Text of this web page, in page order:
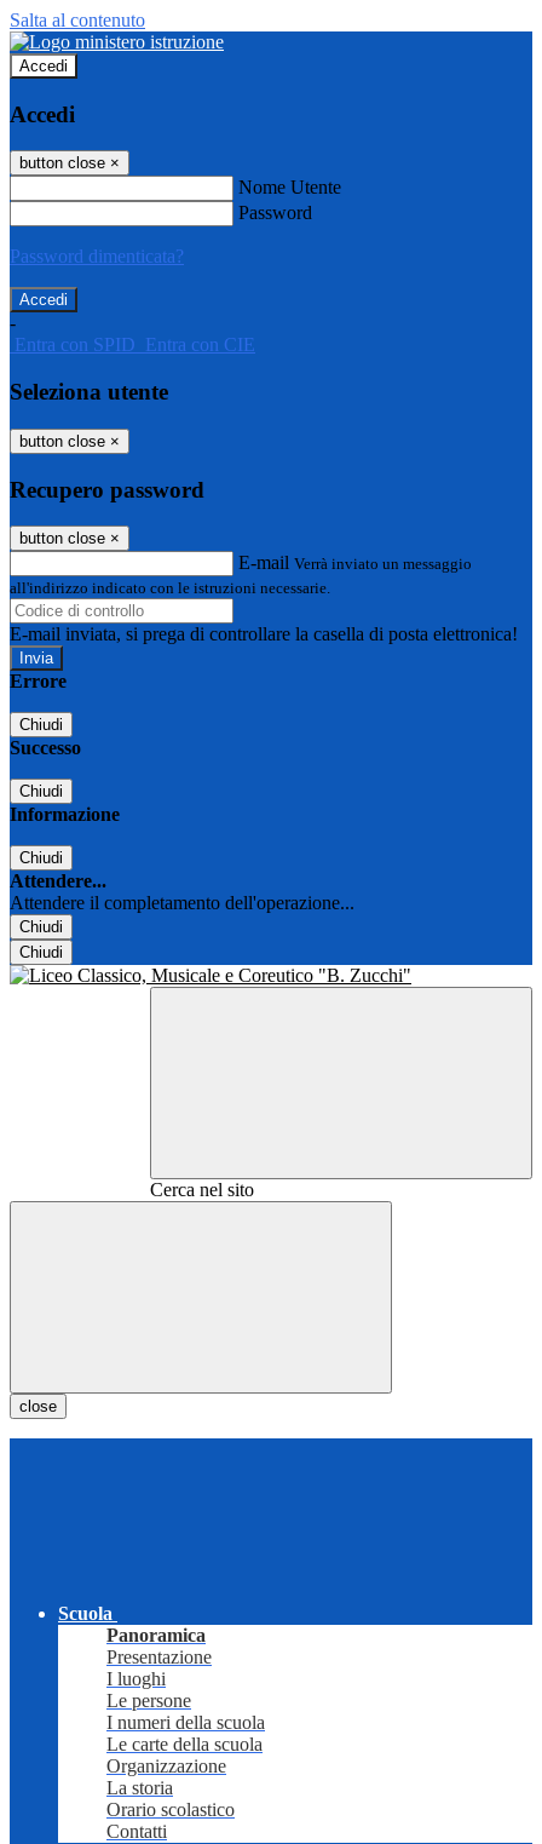
Salta al contenuto
Accedi
Accedi
button close ×
Nome Utente
Password
Password dimenticata?
-
Entra con SPID Entra con CIE
Seleziona utente
button close ×
Recupero password
button close ×
E-mail Verrà inviato un messaggio
all'indirizzo indicato con le istruzioni necessarie.
E-mail inviata, si prega di controllare la casella di posta elettronica!
Errore
Chiudi
Successo
Chiudi
Informazione
Chiudi
Attendere...
Attendere il completamento dell'operazione...
Chiudi
Chiudi
Cerca nel sito
close
Scuola
Panoramica
Presentazione
I luoghi
Le persone
I numeri della scuola
Le carte della scuola
Organizzazione
La storia
Orario scolastico
Contatti